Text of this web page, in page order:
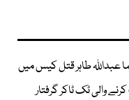
عبداللہ طاہر قتل کیس میں
والی ٹک ٹاکر گرفتار